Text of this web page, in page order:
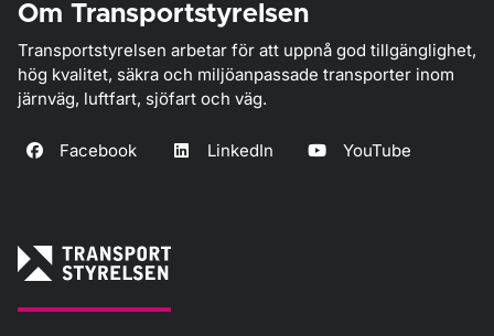
Om Transportstyrelsen
Transportstyrelsen arbetar för att uppnå god tillgänglighet,
hög kvalitet, säkra och miljöanpassade transporter inom
järnväg, luftfart, sjöfart och väg.
Facebook LinkedIn YouTube